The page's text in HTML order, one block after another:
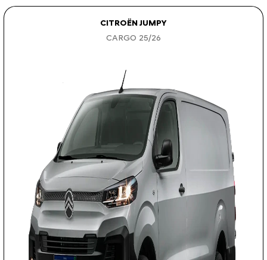
CITROËN JUMPY
CARGO 25/26